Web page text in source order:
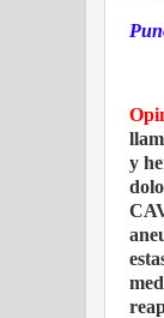
y